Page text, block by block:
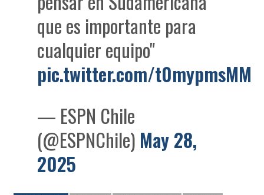
que es importante para
cualquier equipo"
pic.twitter.com/t0mypmsMM7
— ESPN Chile
(@ESPNChile) May 28,
2025